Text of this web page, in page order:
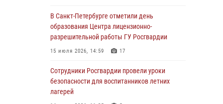
Сотрудники и военнослужащие Росгвардии
обеспечили правопорядок при проведении
матча "Зенит" - "Балтика"
06 августа 2026, 07:30 10
В Выборгском районе наряд Росгвардии
обнаружил разыскиваемый преступный
автотранспорт
В Санкт-Петербурге отметили день
образования Центра лицензионно-
разрешительной работы ГУ Росгвардии
15 июля 2026, 14:59 17
Сотрудники Росгвардии провели уроки
безопасности для воспитанников летних
лагерей